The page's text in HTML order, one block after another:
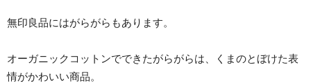
無印良品にはがらがらもあります。
オーガニックコットンでできたがらがらは、くまのとぼけた表
情がかわいい商品。